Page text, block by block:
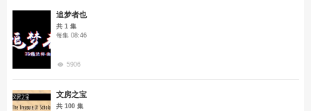
追梦者也
共 1 集
每集 08:46
5906
文房之宝
共 100 集